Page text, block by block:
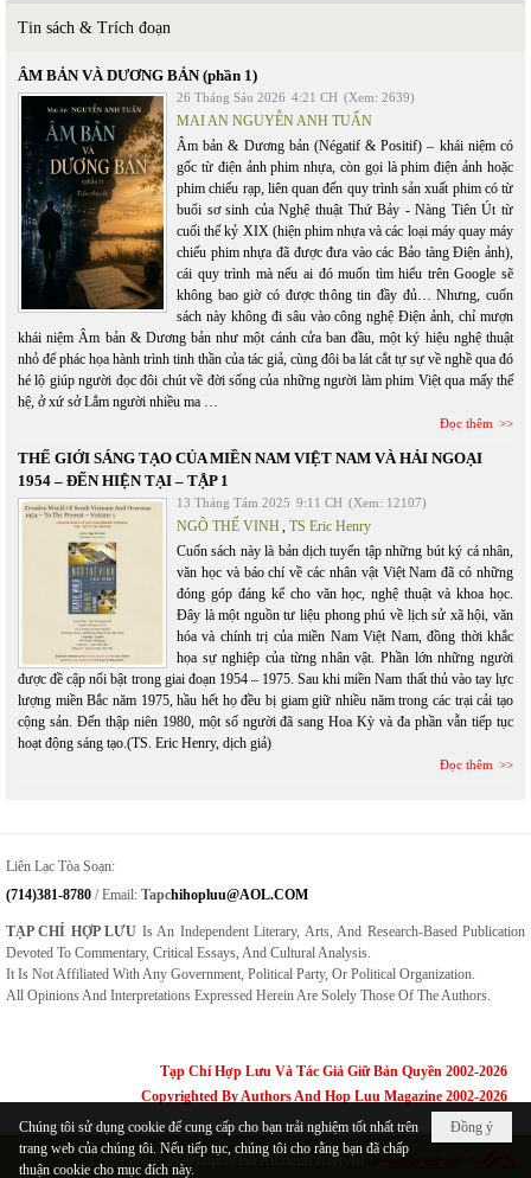
Tin sách & Trích đoạn
ÂM BẢN VÀ DƯƠNG BẢN (phần 1)
26 Tháng Sáu 2026 4:21 CH (Xem: 2639)
MAI AN NGUYỄN ANH TUẤN
Âm bản & Dương bản (Négatif & Positif) – khái niệm có
gốc từ điện ảnh phim nhựa, còn gọi là phim điện ảnh hoặc
phim chiếu rạp, liên quan đến quy trình sản xuất phim có từ
buổi sơ sinh của Nghệ thuật Thứ Bảy - Nàng Tiên Út từ
cuối thế kỷ XIX (hiện phim nhựa và các loại máy quay máy
chiếu phim nhựa đã được đưa vào các Bảo tàng Điện ảnh),
cái quy trình mà nếu ai đó muốn tìm hiểu trên Google sẽ
không bao giờ có được thông tin đầy đủ… Nhưng, cuốn
sách này không đi sâu vào công nghệ Điện ảnh, chỉ mượn
khái niệm Âm bản & Dương bản như một cánh cửa ban đầu, một ký hiệu nghệ thuật
nhỏ để phác họa hành trình tinh thần của tác giả, cùng đôi ba lát cắt tự sự về nghề qua đó
hé lộ giúp người đọc đôi chút về đời sống của những người làm phim Việt qua mấy thế
hệ, ở xứ sở Lắm người nhiều ma …
Đọc thêm
THẾ GIỚI SÁNG TẠO CỦA MIỀN NAM VIỆT NAM VÀ HẢI NGOẠI
1954 – ĐẾN HIỆN TẠI – TẬP 1
13 Tháng Tám 2025 9:11 CH (Xem: 12107)
NGÔ THẾ VINH, TS Eric Henry
Cuốn sách này là bản dịch tuyển tập những bút ký cá nhân,
văn học và báo chí về các nhân vật Việt Nam đã có những
đóng góp đáng kể cho văn học, nghệ thuật và khoa học.
Đây là một nguồn tư liệu phong phú về lịch sử xã hội, văn
hóa và chính trị của miền Nam Việt Nam, đồng thời khắc
họa sự nghiệp của từng nhân vật. Phần lớn những người
được đề cập nổi bật trong giai đoạn 1954 – 1975. Sau khi miền Nam thất thủ vào tay lực
lượng miền Bắc năm 1975, hầu hết họ đều bị giam giữ nhiều năm trong các trại cải tạo
cộng sản. Đến thập niên 1980, một số người đã sang Hoa Kỳ và đa phần vẫn tiếp tục
hoạt động sáng tạo.(TS. Eric Henry, dịch giả)
Đọc thêm
Liên Lạc Tòa Soạn:
(714)381-8780 / Email: TapcHihopluu@AOL.COM
TẠP CHÍ HỢP LƯU Is An Independent Literary, Arts, And Research-Based Publication
Devoted To Commentary, Critical Essays, And Cultural Analysis.
It Is Not Affiliated With Any Government, Political Party, Or Political Organization.
All Opinions And Interpretations Expressed Herein Are Solely Those Of The Authors.
Tạp Chí Hợp Lưu Và Tác Giả Giữ Bản Quyền 2002-2026
Copyrighted By Authors And Hop Luu Magazine 2002-2026
Copyright © 2026 hopluu.net All rights reserved
Đồng ý
Chúng tôi sử dụng cookie để cung cấp cho bạn trải nghiệm tốt nhất trên
trang web của chúng tôi. Nếu tiếp tục, chúng tôi cho rằng bạn đã chấp
thuận cookie cho mục đích này.